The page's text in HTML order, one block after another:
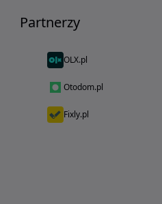
Partnerzy
OLX.pl
Otodom.pl
Fixly.pl